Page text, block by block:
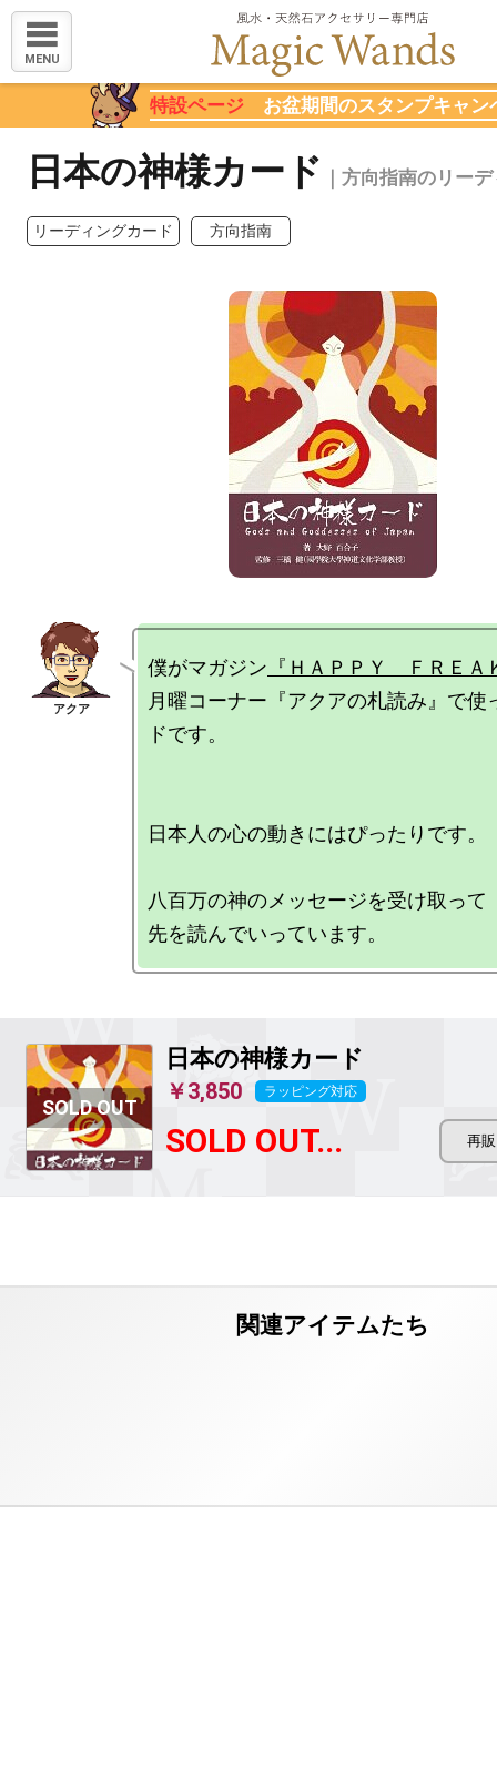
MENU
特設ページ お盆期間のスタンプキャン
日本の神様カード ｜方向指南のリー
リーディングカード 方向指南
僕がマガジン 『ＨＡＰＰＹ　ＦＲＥＡ
月曜コーナー『アクアの札読み』で使
ドです。
日本人の心の動きにはぴったりです。
八百万の神のメッセージを受け取って
日本の神様カード
￥3,850 ラッピング対応
SOLD OUT...